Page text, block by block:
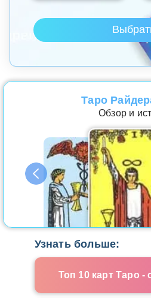
Таро
Обзор и
Узнать больше:
Топ 10 карт Таро -